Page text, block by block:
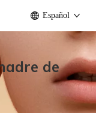
Español
de